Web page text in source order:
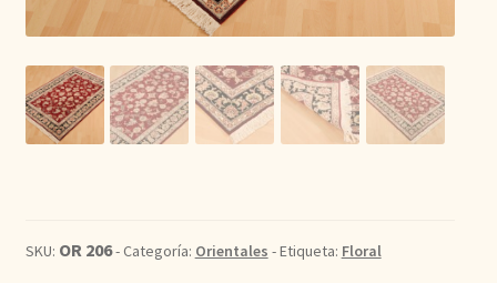
Kilim
Redondas
SKU: OR 206- Categoría: Orientales - Etiqueta: Floral